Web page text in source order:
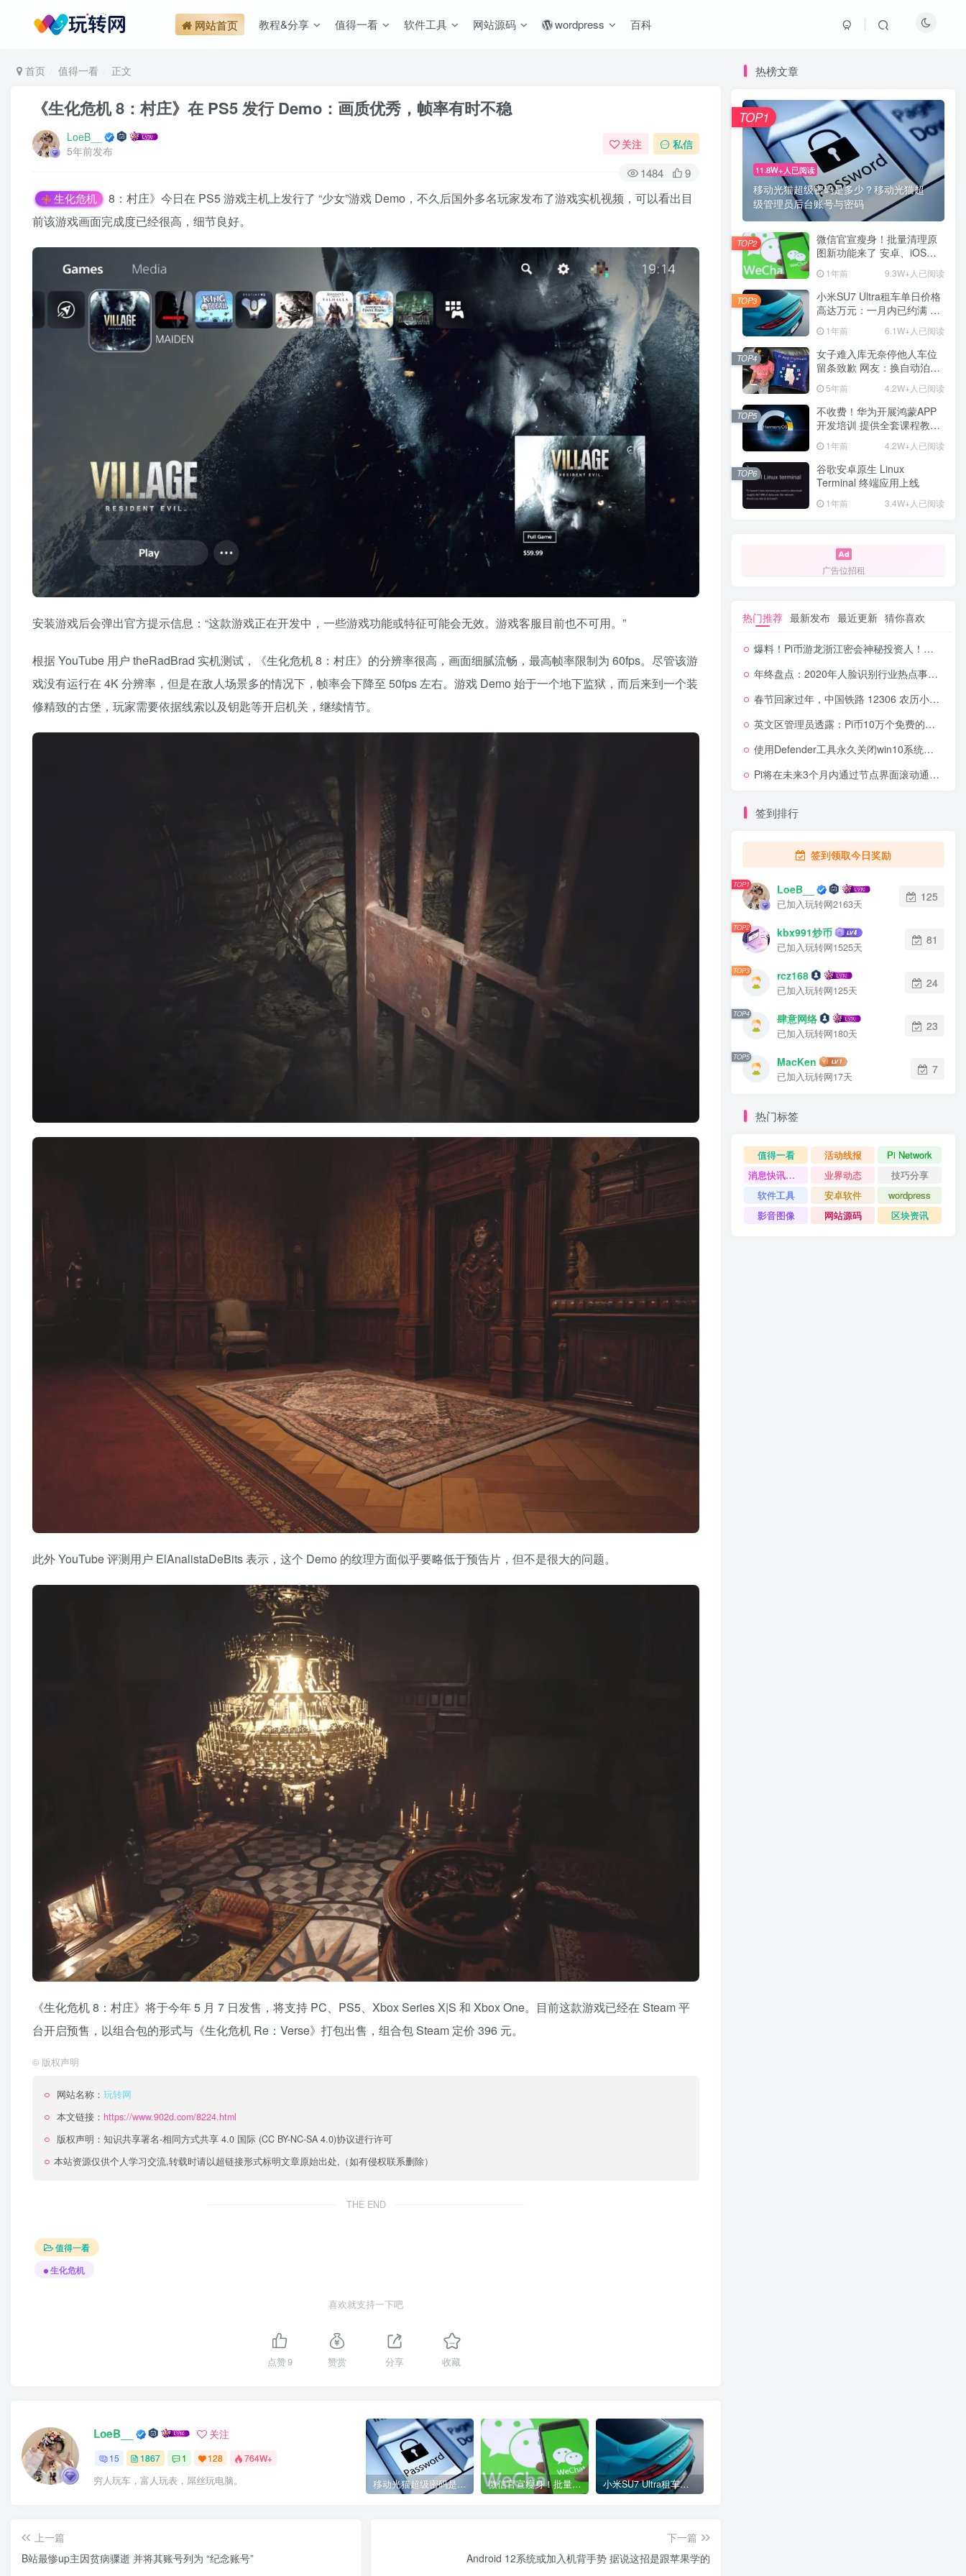
网站首页 教程&分享 值得一看 软件工具 网站源码 wordpress 百科
首页 值得一看 正文
《生化危机 8：村庄》在 PS5 发行 Demo：画质优秀，帧率有时不稳
LoeB__
5年前发布
关注 私信
1484
9
生化危机
8：村庄》今日在 PS5 游戏主机上发行了 “少女”游戏 Demo，不久后国外多名玩家发布了游戏实机视频，可以看出目
前该游戏画面完成度已经很高，细节良好。
安装游戏后会弹出官方提示信息：“这款游戏正在开发中，一些游戏功能或特征可能会无效。游戏客服目前也不可用。”
根据 YouTube 用户 theRadBrad 实机测试，《生化危机 8：村庄》的分辨率很高，画面细腻流畅，最高帧率限制为 60fps。尽管该游
戏没有运行在 4K 分辨率，但是在敌人场景多的情况下， 帧率会下降至 50fps 左右。游戏 Demo 始于一个地下监狱，而后来到一个装
修精致的古堡，玩家需要依据线索以及钥匙等开启机关，继续情节。
此外 YouTube 评测用户 ElAnalistaDeBits 表示，这个 Demo 的纹理方面似乎要略低于预告片，但不是很大的问题。
《生化危机 8：村庄》将于今年 5 月 7 日发售，将支持 PC、PS5、Xbox Series X|S 和 Xbox One。目前这款游戏已经在 Steam 平
台开启预售，以组合包的形式与《生化危机 Re：Verse》打包出售，组合包 Steam 定价 396 元。
© 版权声明
网站名称： 玩转网
本文链接： https://www.902d.com/8224.html
版权声明： 知识共享署名-相同方式共享 4.0 国际 (CC BY-NC-SA 4.0)协议进行许可
本站资源仅供个人学习交流,转载时请以超链接形式标明文章原始出处,（如有侵权联系删除）
THE END
值得一看
生化危机
喜欢就支持一下吧
点赞9 赞赏 分享 收藏
LoeB__ 关注
15 1867 1 128 764W+
穷人玩车，富人玩表，屌丝玩电脑。 移动光猫超级密码是多少？移动光猫超级管理员后台账号与密码 微信官宣瘦身！批量清理原图新功能来了 安卓、iOS均可使用 小米SU7 Ultra租车单日价格高达万元：一月内已约满 预计一年回本
上一篇
B站最惨up主因贫病骤逝 并将其账号列为 “纪念账号”
下一篇
Android 12系统或加入机背手势 据说这招是跟苹果学的
热榜文章
11.8W+人已阅读
移动光猫超级密码是多少？移动光猫超
级管理员后台账号与密码
TOP1
微信官宣瘦身！批量清理原
图新功能来了 安卓、iOS均
1年前 9.3W+人已阅读
TOP2
小米SU7 Ultra租车单日价格
高达万元：一月内已约满 预
1年前 6.1W+人已阅读
TOP3
女子难入库无奈停他人车位
留条致歉 网友：换自动泊车
5年前 4.2W+人已阅读
TOP4
不收费！华为开展鸿蒙APP
开发培训 提供全套课程教学
1年前 4.2W+人已阅读
TOP5
谷歌安卓原生 Linux
Terminal 终端应用上线
1年前 3.4W+人已阅读
TOP6
广告位招租
热门推荐 最新发布 最近更新 猜你喜欢
爆料！Pi币游龙浙江密会神秘投资人！或引资布局Pi生态或超级节点！
年终盘点：2020年人脸识别行业热点事件一览
春节回家过年，中国铁路 12306 农历小年火车票今日正式开售，部分机票更便宜
英文区管理员透露：Pi币10万个免费的KYC名额将参与到生态系统中
使用Defender工具永久关闭win10系统杀毒
Pi将在未来3个月内通过节点界面滚动通知，公布节点和超节点申请人！
签到排行
签到领取今日奖励
TOP1 LoeB__
已加入玩转网2163天
125
TOP2 kbx991炒币
已加入玩转网1525天
81
TOP3 rcz168
已加入玩转网125天
24
TOP4 肆意网络
已加入玩转网180天
23
TOP5 MacKen
已加入玩转网17天
7
热门标签
值得一看 活动线报
Pi Network
消息快讯查看更多 》》
业界动态
技巧分享
软件工具
安卓软件
wordpress
影音图像
网站源码 区块资讯